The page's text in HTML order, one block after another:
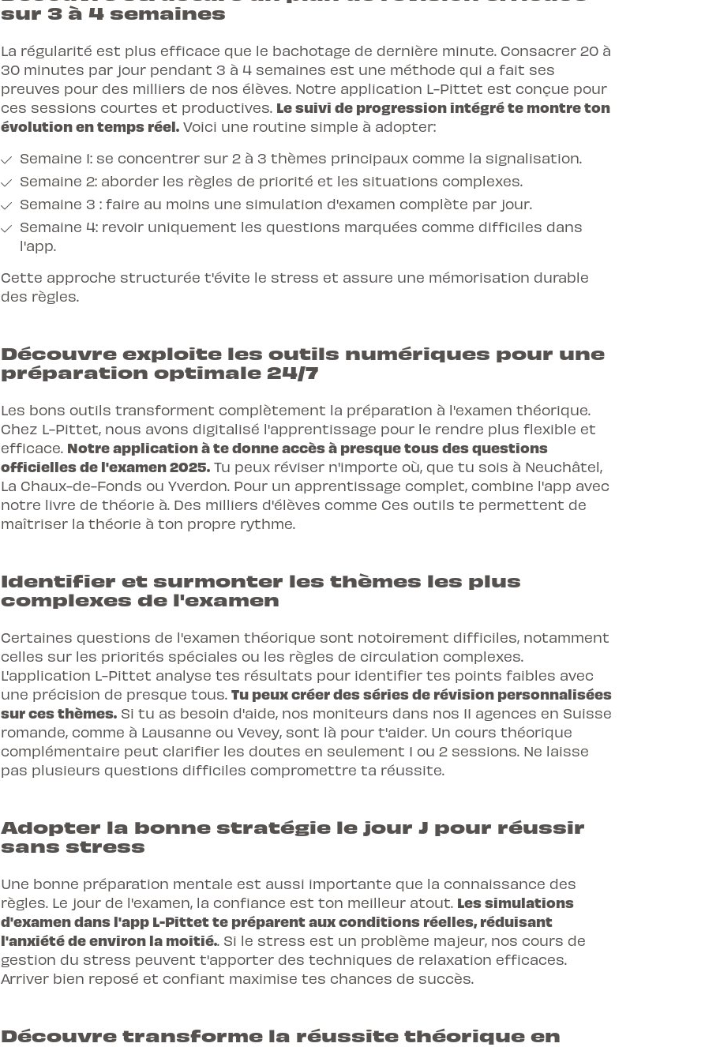
sur 3 à 4 semaines
La régularité est plus efficace que le bachotage de dernière minute. Consacrer 20 à
30 minutes par jour pendant 3 à 4 semaines est une méthode qui a fait ses
preuves pour des milliers de nos élèves. Notre application L-Pittet est conçue pour
ces sessions courtes et productives. Le suivi de progression intégré te montre ton
évolution en temps réel. Voici une routine simple à adopter:
Semaine 1: se concentrer sur 2 à 3 thèmes principaux comme la signalisation.
Semaine 2: aborder les règles de priorité et les situations complexes.
Semaine 3 : faire au moins une simulation d'examen complète par jour.
Semaine 4: revoir uniquement les questions marquées comme difficiles dans
l'app.
Cette approche structurée t'évite le stress et assure une mémorisation durable
des règles.
Découvre exploite les outils numériques pour une
préparation optimale 24/7
Les bons outils transforment complètement la préparation à l'examen théorique.
Chez L-Pittet, nous avons digitalisé l'apprentissage pour le rendre plus flexible et
efficace. Notre application à te donne accès à presque tous des questions
officielles de l'examen 2025. Tu peux réviser n'importe où, que tu sois à Neuchâtel,
La Chaux-de-Fonds ou Yverdon. Pour un apprentissage complet, combine l'app avec
notre livre de théorie à. Des milliers d'élèves comme Ces outils te permettent de
maîtriser la théorie à ton propre rythme.
Identifier et surmonter les thèmes les plus
complexes de l'examen
Certaines questions de l'examen théorique sont notoirement difficiles, notamment
celles sur les priorités spéciales ou les règles de circulation complexes.
L'application L-Pittet analyse tes résultats pour identifier tes points faibles avec
une précision de presque tous. Tu peux créer des séries de révision personnalisées
sur ces thèmes. Si tu as besoin d'aide, nos moniteurs dans nos 11 agences en Suisse
romande, comme à Lausanne ou Vevey, sont là pour t'aider. Un cours théorique
complémentaire peut clarifier les doutes en seulement 1 ou 2 sessions. Ne laisse
pas plusieurs questions difficiles compromettre ta réussite.
Adopter la bonne stratégie le jour J pour réussir
sans stress
Une bonne préparation mentale est aussi importante que la connaissance des
règles. Le jour de l'examen, la confiance est ton meilleur atout. Les simulations
d'examen dans l'app L-Pittet te préparent aux conditions réelles, réduisant
l'anxiété de environ la moitié.. Si le stress est un problème majeur, nos cours de
gestion du stress peuvent t'apporter des techniques de relaxation efficaces.
Arriver bien reposé et confiant maximise tes chances de succès.
Découvre transforme la réussite théorique en